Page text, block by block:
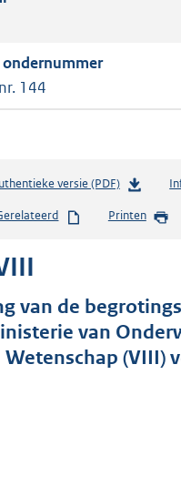
144
versie (PDF)b
s
s
g
r
Printen
van de
van
Wetenschap (VIII)